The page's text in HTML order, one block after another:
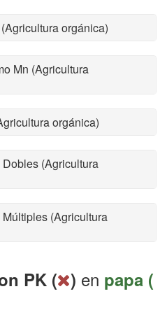
orgánica)
Mn (Agricultura
orgánica)
(Agricultura
(Agricultura
PK ( ) en papa (